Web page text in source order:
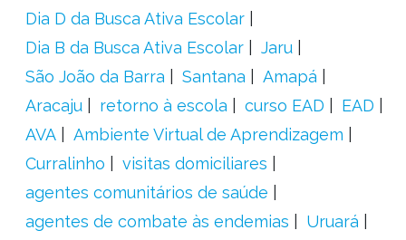
Dia D da Busca Ativa Escolar
Dia B da Busca Ativa Escolar
Jaru
São João da Barra
Santana
Amapá
Aracaju
retorno à escola curso EAD
EAD
AVA
Ambiente Virtual de Aprendizagem
Curralinho
visitas domiciliares
agentes comunitários de saúde
agentes de combate às endemias
Uruará